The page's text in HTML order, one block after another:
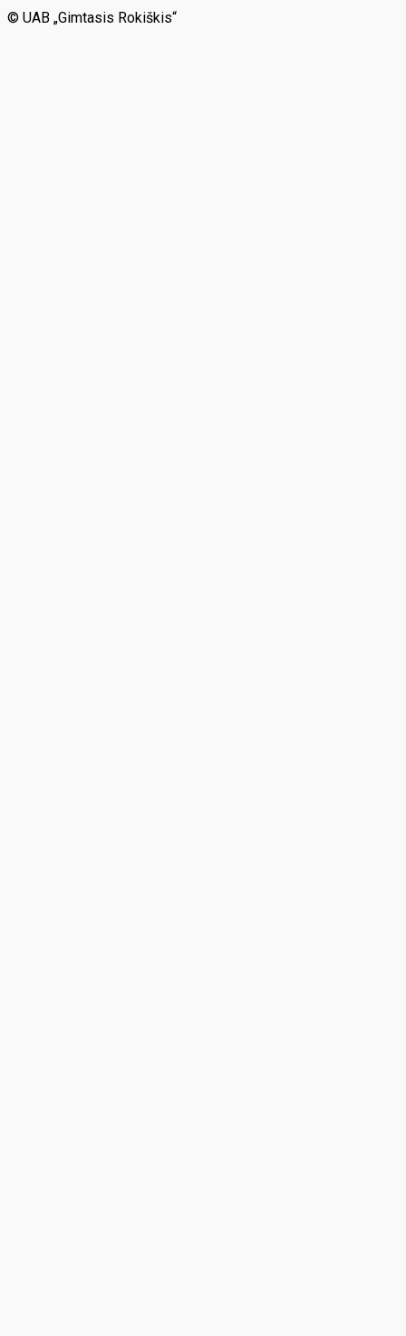
© UAB „Gimtasis Rokiškis“